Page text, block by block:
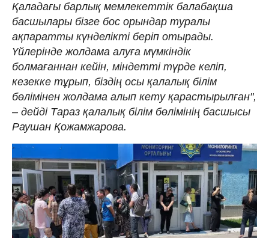
Қаладағы барлық мемлекеттік балабақша
басшылары бізге бос орындар туралы
ақпаратты күнделікті беріп отырады.
Үйлерінде жолдама алуға мүмкіндік
болмағаннан кейін, міндетті түрде келіп,
кезекке тұрып, біздің осы қалалық білім
бөлімінен жолдама алып кету қарастырылған",
– дейді Тараз қалалық білім бөлімінің басшысы
Раушан Қожамжарова.